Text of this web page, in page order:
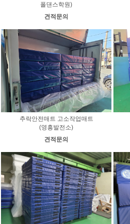
폴댄스학원)
견적문의
추락안전매트 고소작업매트
(영흥발전소)
견적문의